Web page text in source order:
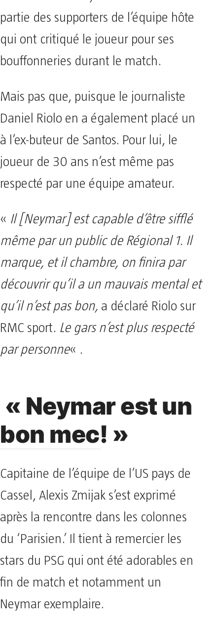
partie des supporters de l’équipe hôte
qui ont critiqué le joueur pour ses
bouffonneries durant le match.
Mais pas que, puisque le journaliste
Daniel Riolo en a également placé un
à l’ex-buteur de Santos. Pour lui, le
joueur de 30 ans n’est même pas
respecté par une équipe amateur.
« Il [Neymar] est capable d’être sifflé
même par un public de Régional 1. Il
marque, et il chambre, on finira par
découvrir qu’il a un mauvais mental et
qu’il n’est pas bon, a déclaré Riolo sur
RMC sport. Le gars n’est plus respecté
par personne« .
« Neymar est un
bon mec! »
Capitaine de l’équipe de l’US pays de
Cassel, Alexis Zmijak s’est exprimé
après la rencontre dans les colonnes
du ‘Parisien.’ Il tient à remercier les
stars du PSG qui ont été adorables en
fin de match et notamment un
Neymar exemplaire.